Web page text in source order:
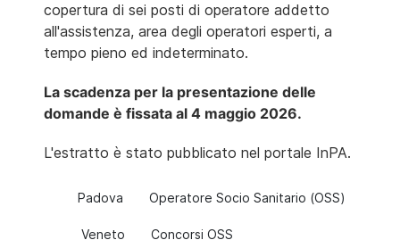
copertura di sei posti di operatore addetto
all'assistenza, area degli operatori esperti, a
tempo pieno ed indeterminato.
La scadenza per la presentazione delle
domande è fissata al 4 maggio 2026.
L'estratto è stato pubblicato nel portale InPA.
Padova Operatore Socio Sanitario (OSS)
Veneto Concorsi OSS